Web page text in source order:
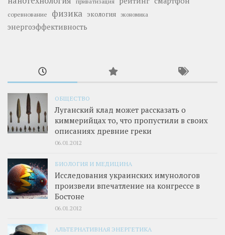
соревнование физика экология экономика
энергоэффективность
ОБЩЕСТВО
Луганский клад может рассказать о
киммерийцах то, что пропустили в своих
описаниях древние греки
06.01.2012
БИОЛОГИЯ И МЕДИЦИНА
Исследования украинских имунологов
произвели впечатление на конгрессе в
Бостоне
06.01.2012
АЛЬТЕРНАТИВНАЯ ЭНЕРГЕТИКА